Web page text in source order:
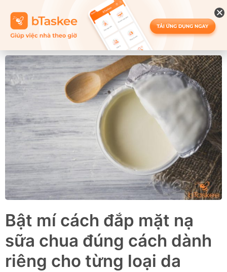
Bật mí cách đắp mặt nạ
sữa chua đúng cách dành
riêng cho từng loại da